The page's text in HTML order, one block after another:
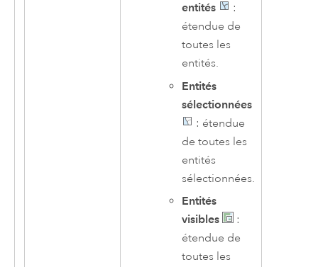
entités
:
étendue de
toutes les
entités.
Entités
sélectionnées
: étendue
de toutes les
entités
sélectionnées.
Entités
visibles
:
étendue de
toutes les